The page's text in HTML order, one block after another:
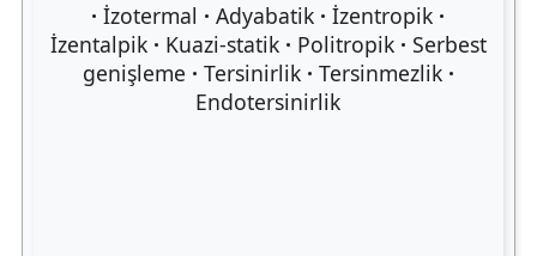
İzotermal Adyabatik
İzentropik
İzentalpik
Kuazi-statik Politropik
Serbest
genişleme
Tersinirlik
Tersinmezlik
Endotersinirlik